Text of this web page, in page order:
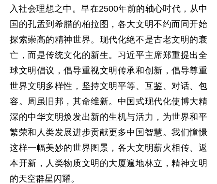
入社会理想之中。早在2500年前的轴心时代，从中
国的孔孟到希腊的柏拉图，各大文明不约而同开始
探索崇高的精神世界。现代化绝不是古老文明的衰
亡，而是传统文化的新生。习近平主席郑重提出全
球文明倡议，倡导重视文明传承和创新，倡导尊重
世界文明多样性，坚持文明平等、互鉴、对话、包
容。周虽旧邦，其命维新。中国式现代化使博大精
深的中华文明焕发出新的生机与活力，为世界和平
繁荣和人类发展进步贡献更多中国智慧。我们憧憬
这样一幅美妙的世界图景，各大文明薪火相传、返
本开新，人类物质文明的大厦遍地林立，精神文明
的天空群星闪耀。